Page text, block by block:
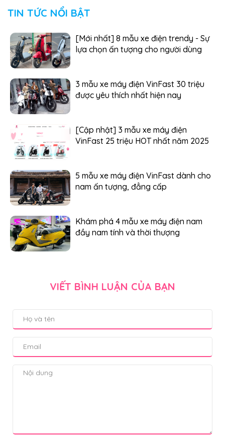
TIN TỨC NỔI BẬT
[Mới nhất] 8 mẫu xe điện trendy - Sự
lựa chọn ấn tượng cho người dùng
3 mẫu xe máy điện VinFast 30 triệu
được yêu thích nhất hiện nay
[Cập nhật] 3 mẫu xe máy điện
VinFast 25 triệu HOT nhất năm 2025
5 mẫu xe máy điện VinFast dành cho
nam ấn tượng, đẳng cấp
Khám phá 4 mẫu xe máy điện nam
đầy nam tính và thời thượng
VIẾT BÌNH LUẬN CỦA BẠN